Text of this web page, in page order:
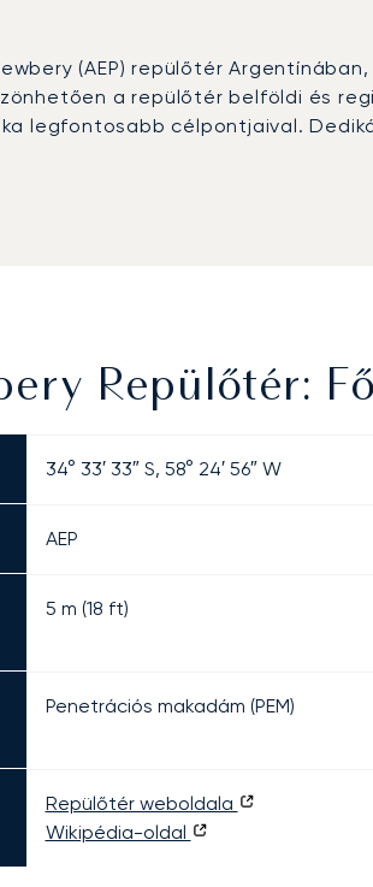
(AEP) repülőtér
a repülőtér belföldi és
legfontosabb célpontjaival.
Repülőtér:
34° 33′ 33″ S, 58° 24′ 56″ W
AEP
5 m (18 ft)
Penetrációs makadám (PEM)
Repülőtér weboldala
Wikipédia-oldal